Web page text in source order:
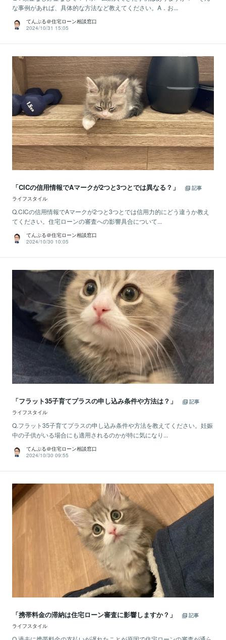
な事例があれば、具体的な方法など教えてください。A．お...
てんぷる＠住宅ローン相談窓口
2024/10/31 15:05
「CICの信用情報でAマークが2つと3つとでは異なる？」
記事
ライフスタイル
Q.CICの信用情報でAマークが2つと3つとでは信用力的にどう違うか教え
てください。住宅ローンの審査への影響具合について...
てんぷる＠住宅ローン相談窓口
2024/10/30 10:05
「フラット35子育てプラスの申し込み条件や方法は？」
記事
ライフスタイル
Q.フラット35子育てプラスの申し込み条件や方法を教えてください。妊娠
中の子供がいる場合にも適用されるのかが特に気になり...
てんぷる＠住宅ローン相談窓口
2024/10/30 09:55
「携帯料金の滞納は住宅ローン審査に影響しますか？」
記事
ライフスタイル